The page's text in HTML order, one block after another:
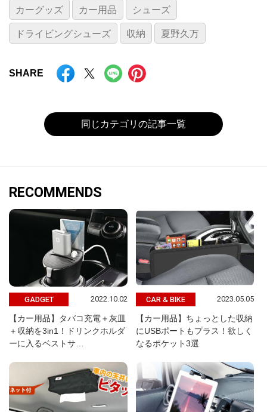
カーグッズ カー用品 シューズ
ドライビングシューズ 収納 夏野久万
SHARE
同じカテゴリの記事一覧
RECOMMENDS
GADGET 2022.10.02
【カー用品】タバコ充電＋灰皿
＋収納を3in1！ドリンクホルダ
ーに入るベストサ…
CAR & BIKE 2023.05.05
【カー用品】ちょっとした収納
にUSBポートもプラス！欲しく
なるポケット3選